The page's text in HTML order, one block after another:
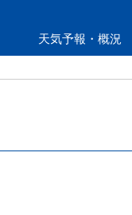
天気予報・概況